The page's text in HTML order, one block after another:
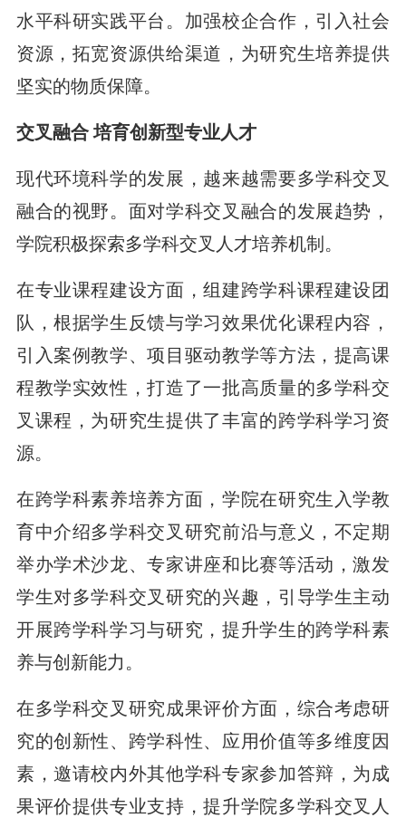
水平科研实践平台。加强校企合作，引入社会
资源，拓宽资源供给渠道，为研究生培养提供
坚实的物质保障。
交叉融合 培育创新型专业人才
现代环境科学的发展，越来越需要多学科交叉
融合的视野。面对学科交叉融合的发展趋势，
学院积极探索多学科交叉人才培养机制。
在专业课程建设方面，组建跨学科课程建设团
队，根据学生反馈与学习效果优化课程内容，
引入案例教学、项目驱动教学等方法，提高课
程教学实效性，打造了一批高质量的多学科交
叉课程，为研究生提供了丰富的跨学科学习资
源。
在跨学科素养培养方面，学院在研究生入学教
育中介绍多学科交叉研究前沿与意义，不定期
举办学术沙龙、专家讲座和比赛等活动，激发
学生对多学科交叉研究的兴趣，引导学生主动
开展跨学科学习与研究，提升学生的跨学科素
养与创新能力。
在多学科交叉研究成果评价方面，综合考虑研
究的创新性、跨学科性、应用价值等多维度因
素，邀请校内外其他学科专家参加答辩，为成
果评价提供专业支持，提升学院多学科交叉人